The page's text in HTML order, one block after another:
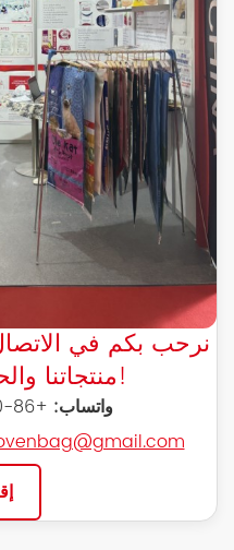
نرحب بكم في
منتجاتنا والحلول المخصصة!
واتساب: +86-13587642260